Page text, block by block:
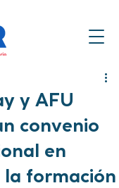
y AFU
convenio
en
la formación